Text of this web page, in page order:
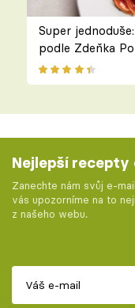
Super
podle Zdeňka
Nejlepší recepty
Zanechte nám svůj e-
vás upozorníme na to
z našeho webu.